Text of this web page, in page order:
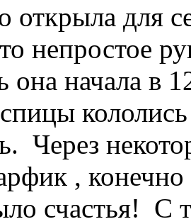
открыла для
непростое
она начала в
Через
, конечно
счастья! С